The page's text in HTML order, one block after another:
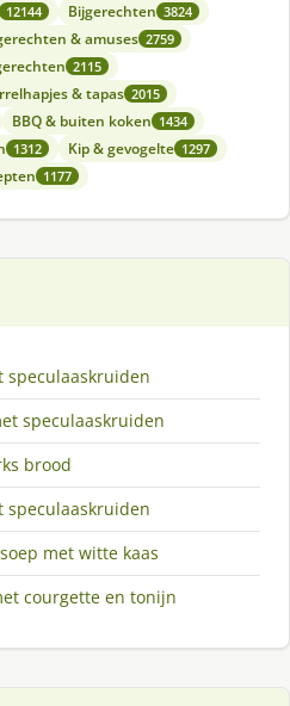
12144 Bijgerechten 3824
& amuses 2759
2115
& tapas 2015
BBQ & buiten koken 1434
1312 Kip & gevogelte 1297
1177
speculaaskruiden
speculaaskruiden
brood
speculaaskruiden
met witte kaas
courgette en tonijn